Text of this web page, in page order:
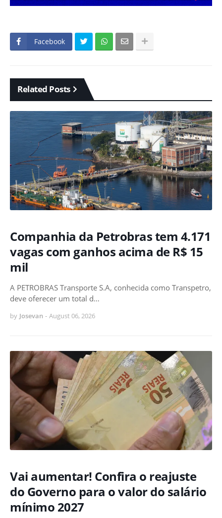
Facebook
Related Posts
Companhia da Petrobras tem 4.171
vagas com ganhos acima de R$ 15
mil
A PETROBRAS Transporte S.A, conhecida como Transpetro,
deve oferecer um total d…
by Josevan - August 06, 2026
Vai aumentar! Confira o reajuste
do Governo para o valor do salário
mínimo 2027